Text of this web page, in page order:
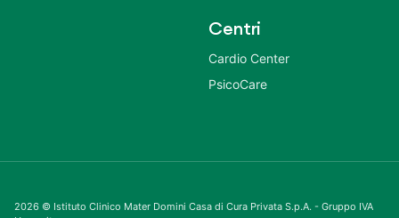
Centri
Cardio Center
PsicoCare
2026 © Istituto Clinico Mater Domini Casa di Cura Privata S.p.A. - Gruppo IVA